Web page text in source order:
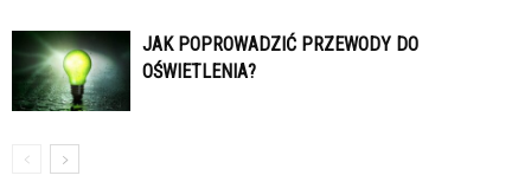
JAK POPROWADZIĆ PRZEWODY DO
OŚWIETLENIA?